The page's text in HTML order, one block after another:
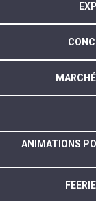
ANIMATIONS